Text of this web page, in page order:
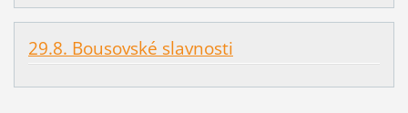
29.8. Bousovské slavnosti